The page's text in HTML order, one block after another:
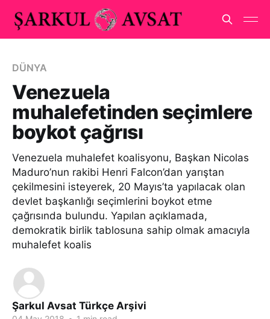
DÜNYA
Venezuela
muhalefetinden seçimlere
boykot çağrısı
Venezuela muhalefet koalisyonu, Başkan Nicolas
Maduro’nun rakibi Henri Falcon’dan yarıştan
çekilmesini isteyerek, 20 Mayıs’ta yapılacak olan
devlet başkanlığı seçimlerini boykot etme
çağrısında bulundu. Yapılan açıklamada,
demokratik birlik tablosuna sahip olmak amacıyla
muhalefet koalis
Şarkul Avsat Türkçe Arşivi